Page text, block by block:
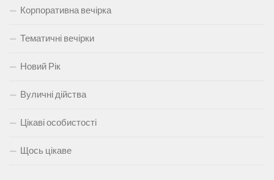
Корпоративна вечірка
Тематичні вечірки
Новий Рік
Вуличні дійства
Цікаві особистості
Щось цікаве